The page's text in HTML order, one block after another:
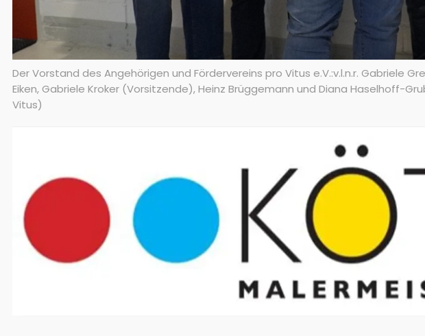
Der Vorstand des Angehörigen und Fördervereins pro Vitus e.V.:v.l.n.r. Gabriele
Eiken, Gabriele Kroker (Vorsitzende), Heinz Brüggemann und Diana Haselhoff-
Vitus)